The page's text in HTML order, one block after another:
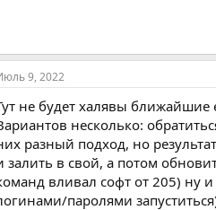
9, 2022
не будет халявы ближайшие
несколько:
разный подход, но
залить в свой, а потом
вливал софт от 205) ну
паролями